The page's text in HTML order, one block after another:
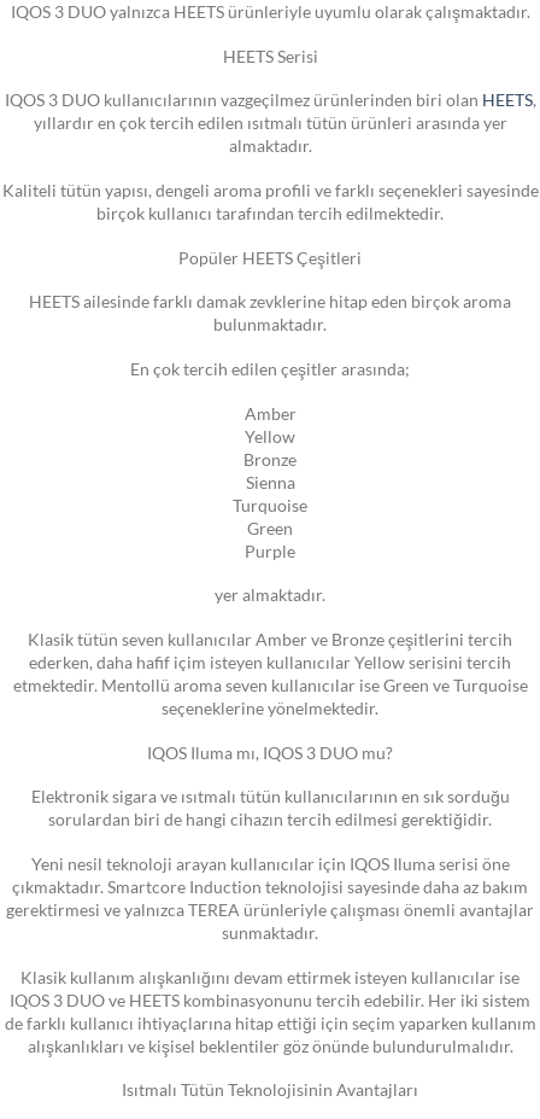
IQOS 3 DUO yalnızca HEETS ürünleriyle uyumlu olarak çalışmaktadır.
HEETS Serisi
IQOS 3 DUO kullanıcılarının vazgeçilmez ürünlerinden biri olan HEETS,
yıllardır en çok tercih edilen ısıtmalı tütün ürünleri arasında yer
almaktadır.
Kaliteli tütün yapısı, dengeli aroma profili ve farklı seçenekleri sayesinde
birçok kullanıcı tarafından tercih edilmektedir.
Popüler HEETS Çeşitleri
HEETS ailesinde farklı damak zevklerine hitap eden birçok aroma
bulunmaktadır.
En çok tercih edilen çeşitler arasında;
Amber
Yellow
Bronze
Sienna
Turquoise
Green
Purple
yer almaktadır.
Klasik tütün seven kullanıcılar Amber ve Bronze çeşitlerini tercih
ederken, daha hafif içim isteyen kullanıcılar Yellow serisini tercih
etmektedir. Mentollü aroma seven kullanıcılar ise Green ve Turquoise
seçeneklerine yönelmektedir.
IQOS Iluma mı, IQOS 3 DUO mu?
Elektronik sigara ve ısıtmalı tütün kullanıcılarının en sık sorduğu
sorulardan biri de hangi cihazın tercih edilmesi gerektiğidir.
Yeni nesil teknoloji arayan kullanıcılar için IQOS Iluma serisi öne
çıkmaktadır. Smartcore Induction teknolojisi sayesinde daha az bakım
gerektirmesi ve yalnızca TEREA ürünleriyle çalışması önemli avantajlar
sunmaktadır.
Klasik kullanım alışkanlığını devam ettirmek isteyen kullanıcılar ise
IQOS 3 DUO ve HEETS kombinasyonunu tercih edebilir. Her iki sistem
de farklı kullanıcı ihtiyaçlarına hitap ettiği için seçim yaparken kullanım
alışkanlıkları ve kişisel beklentiler göz önünde bulundurulmalıdır.
Isıtmalı Tütün Teknolojisinin Avantajları